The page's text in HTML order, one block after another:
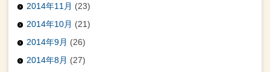
2014年11月 (23)
2014年10月 (21)
2014年9月 (26)
2014年8月 (27)